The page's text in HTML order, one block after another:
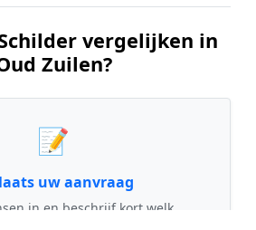
vergelijken in
Zuilen?
📝
uw aanvraag
in en beschrijf kort welk